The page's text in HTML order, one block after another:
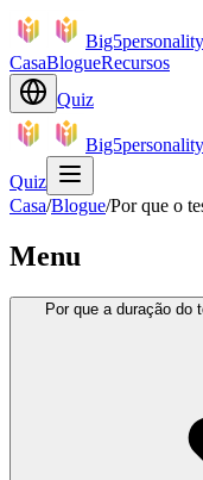
CasaBlogueRecursos
Quiz
Quiz
Casa/Blogue/Por que o
Menu
Por que a duração do